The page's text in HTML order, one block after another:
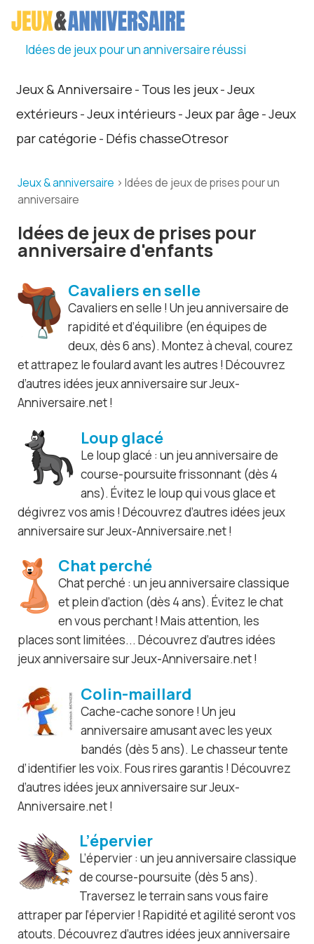
Idées de jeux pour un anniversaire réussi
Jeux & Anniversaire - Tous les jeux-Jeux
extérieurs -Jeux intérieurs -Jeux par âge -Jeux
par catégorie - Défis chasseOtresor
Jeux & anniversaire > Idées de jeux de prises pour un
anniversaire
Idées de jeux de prises pour
anniversaire d'enfants
Cavaliers en selle
Cavaliers en selle ! Un jeu anniversaire de
rapidité et d’équilibre (en équipes de
deux, dès 6 ans). Montez à cheval, courez
et attrapez le foulard avant les autres ! Découvrez
d’autres idées jeux anniversaire sur Jeux-
Anniversaire.net !
Loup glacé
Le loup glacé : un jeu anniversaire de
course-poursuite frissonnant (dès 4
ans). Évitez le loup qui vous glace et
dégivrez vos amis ! Découvrez d’autres idées jeux
anniversaire sur Jeux-Anniversaire.net !
Chat perché
Chat perché : un jeu anniversaire classique
et plein d’action (dès 4 ans). Évitez le chat
en vous perchant ! Mais attention, les
places sont limitées... Découvrez d’autres idées
jeux anniversaire sur Jeux-Anniversaire.net !
Colin-maillard
Cache-cache sonore ! Un jeu
anniversaire amusant avec les yeux
bandés (dès 5 ans). Le chasseur tente
d’identifier les voix. Fous rires garantis ! Découvrez
d’autres idées jeux anniversaire sur Jeux-
Anniversaire.net !
L’épervier
L’épervier : un jeu anniversaire classique
de course-poursuite (dès 5 ans).
Traversez le terrain sans vous faire
attraper par l’épervier ! Rapidité et agilité seront vos
atouts. Découvrez d’autres idées jeux anniversaire